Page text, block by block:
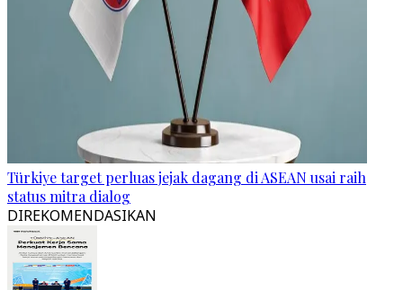
Türkiye target perluas jejak dagang di ASEAN usai raih
status mitra dialog
DIREKOMENDASIKAN